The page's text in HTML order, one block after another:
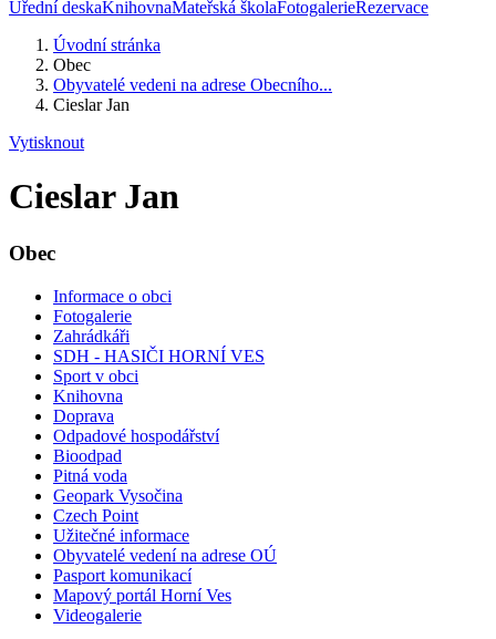
Úřední deskaKnihovnaMateřská školaFotogalerieRezervace
Úvodní stránka
Obec
Obyvatelé vedeni na adrese Obecního...
Cieslar Jan
Vytisknout
Cieslar Jan
Obec
Informace o obci
Fotogalerie
Zahrádkáři
SDH - HASIČI HORNÍ VES
Sport v obci
Knihovna
Doprava
Odpadové hospodářství
Bioodpad
Pitná voda
Geopark Vysočina
Czech Point
Užitečné informace
Obyvatelé vedení na adrese OÚ
Pasport komunikací
Mapový portál Horní Ves
Videogalerie